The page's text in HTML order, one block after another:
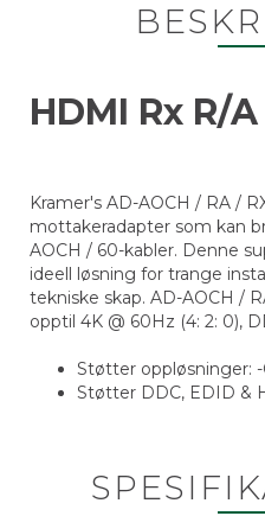
HDMI Rx R/
Kramer's AD-AOCH / RA /
mottakeradapter som kan
AOCH / 60-kabler. Denne
ideell løsning for trange
tekniske skap. AD-AOCH /
opptil 4K @ 60Hz (4: 2: 0),
Støtter oppløsninger: -
Støtter DDC, EDID &